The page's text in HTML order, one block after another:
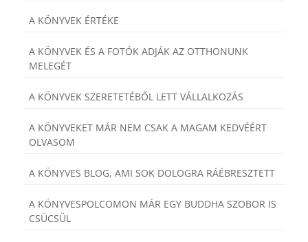
A KÖNYVEK ÉRTÉKE
A KÖNYVEK ÉS A FOTÓK ADJÁK AZ OTTHONUNK
MELEGÉT
A KÖNYVEK SZERETETÉBŐL LETT VÁLLALKOZÁS
A KÖNYVEKET MÁR NEM CSAK A MAGAM KEDVÉÉRT
OLVASOM
A KÖNYVES BLOG, AMI SOK DOLOGRA RÁÉBRESZTETT
A KÖNYVESPOLCOMON MÁR EGY BUDDHA SZOBOR IS
CSÜCSÜL